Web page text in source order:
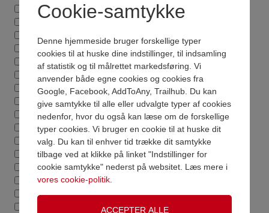
Billiard
Bordtennis
Bowling
Bueskydning
Cykling
Dans
Dart
Diverse
Dyr
Fægtning
Fodbold
Golf
Gymnastik
Håndbold
Hockey
VAREN ER NU LAGT I KURV
Shop videre Gå til betaling
Cookie-samtykke
Denne hjemmeside bruger forskellige typer
cookies til at huske dine indstillinger, til indsamling
af statistik og til målrettet markedsføring. Vi
anvender både egne cookies og cookies fra
Google, Facebook, AddToAny, Trailhub. Du kan
give samtykke til alle eller udvalgte typer af cookies
nedenfor, hvor du også kan læse om de forskellige
typer cookies. Vi bruger en cookie til at huske dit
valg. Du kan til enhver tid trække dit samtykke
tilbage ved at klikke på linket "Indstillinger for
cookie samtykke" nederst på websitet. Læs mere i
vores cookie-politik